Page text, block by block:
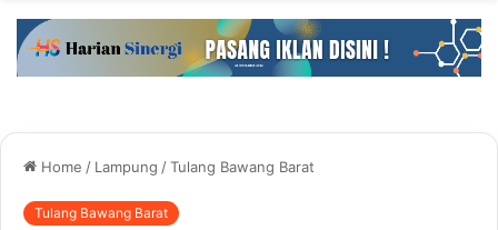
Home / Lampung /Tulang Bawang Barat
Tulang Bawang Barat